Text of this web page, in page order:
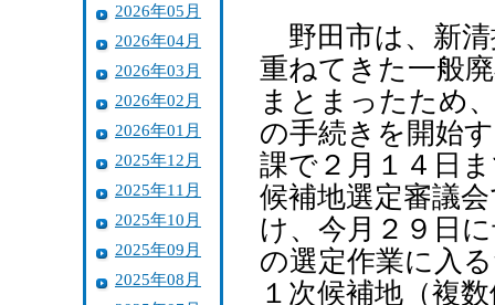
2026年05月
2026年04月
2026年03月
2026年02月
2026年01月
2025年12月
2025年11月
2025年10月
2025年09月
2025年08月
野田市は、新清
重ねてきた一般
まとまったため
の手続きを開始
課で２月１４日
候補地選定審議
け、今月２９日
の選定作業に入
１次候補地（複